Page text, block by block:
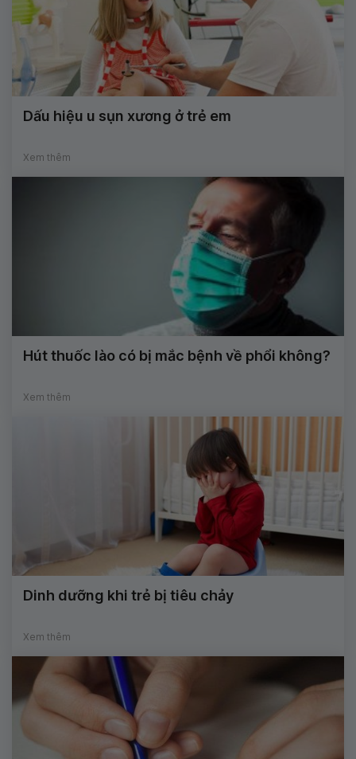
Dấu hiệu u sụn xương ở trẻ em
Xem thêm
Hút thuốc lào có bị mắc bệnh về phổi không?
Xem thêm
Dinh dưỡng khi trẻ bị tiêu chảy
Xem thêm